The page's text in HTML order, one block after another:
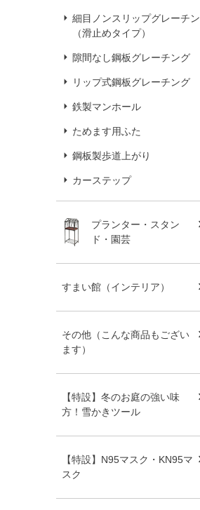
細目ノンスリップグレーチ
（滑止めタイプ）
隙間なし鋼板グレーチング
リップ式鋼板グレーチング
鉄製マンホール
ためます用ふた
鋼板製歩道上がり
カーステップ
プランター・スタン
ド・園芸
すまい館（インテリア）
その他（こんな商品もござい
ます）
【特設】冬のお庭の強い味
方！雪かきツール
【特設】N95マスク・KN95マ
スク